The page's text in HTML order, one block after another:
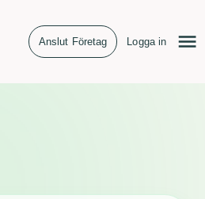
Anslut Företag Logga in